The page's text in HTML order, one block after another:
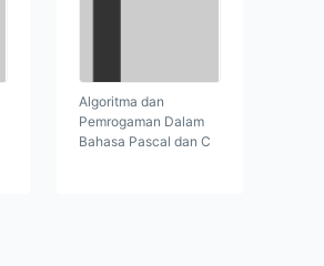
Algoritma dan
Pemrogaman Dalam
Bahasa Pascal dan C